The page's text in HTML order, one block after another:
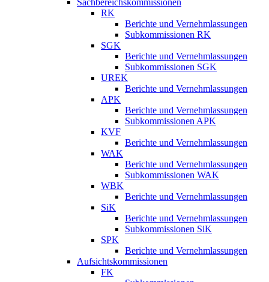
Sachbereichskommissionen
RK
Berichte und Vernehmlassungen
Subkommissionen RK
SGK
Berichte und Vernehmlassungen
Subkommissionen SGK
UREK
Berichte und Vernehmlassungen
APK
Berichte und Vernehmlassungen
Subkommissionen APK
KVF
Berichte und Vernehmlassungen
WAK
Berichte und Vernehmlassungen
Subkommissionen WAK
WBK
Berichte und Vernehmlassungen
SiK
Berichte und Vernehmlassungen
Subkommissionen SiK
SPK
Berichte und Vernehmlassungen
Aufsichtskommissionen
FK